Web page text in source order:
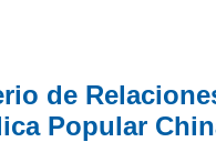
de
Popular